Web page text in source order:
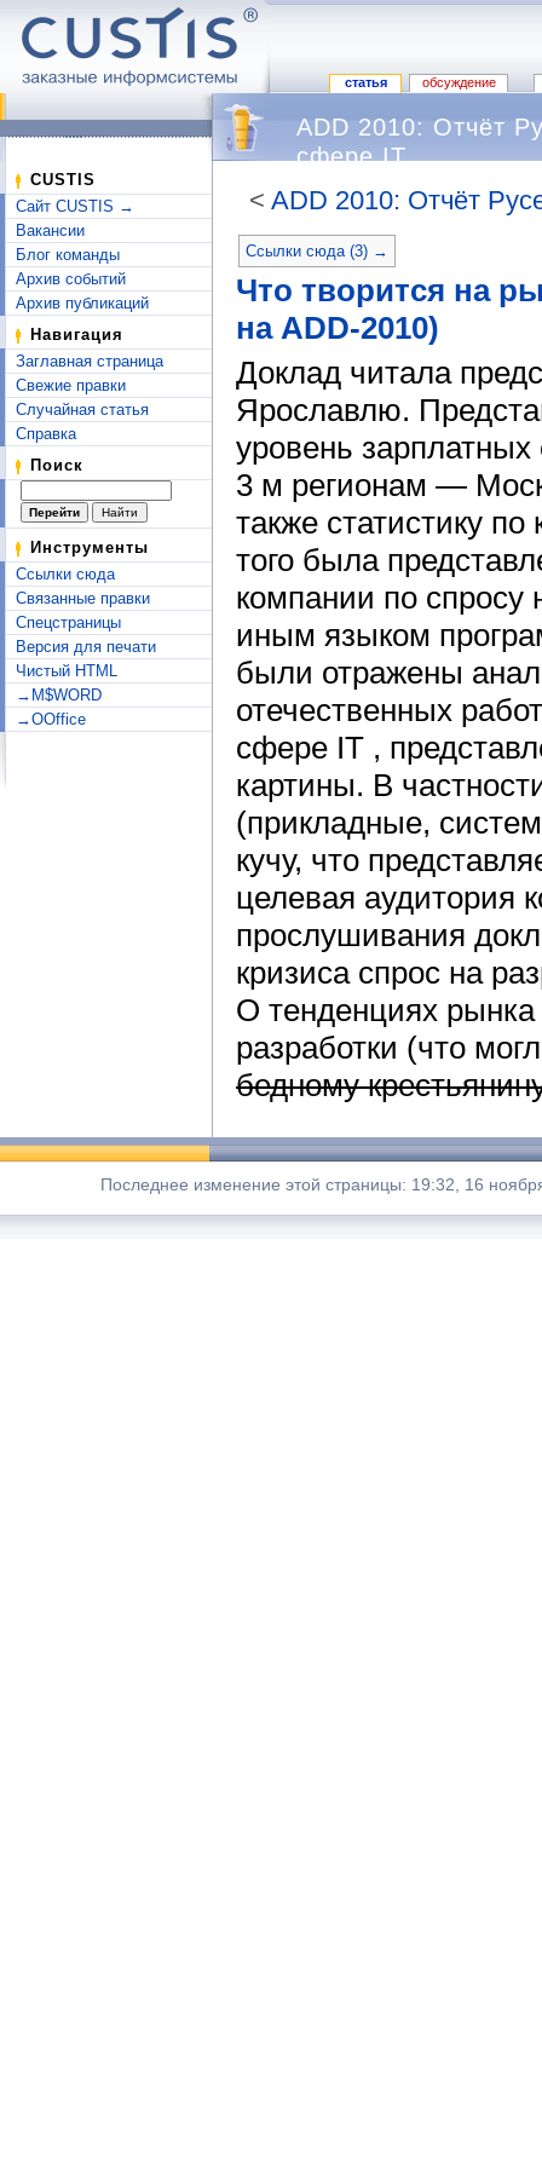
статья обсуждение
CUSTIS
Сайт CUSTIS →
Вакансии
Блог команды
Архив событий
Архив публикаций
Навигация
Заглавная страница
Свежие правки
Случайная статья
Справка
Поиск
Инструменты
Ссылки сюда
Связанные правки
Спецстраницы
Версия для печати
Чистый HTML
→M$WORD
→OOffice
ADD 2010: Отчёт
сфере IT
< ADD 2010: Отчёт
Ссылки сюда (3) →
Что творится на
на ADD-2010)
Доклад читала
Ярославлю.
уровень
3 м регионам —
также статистику
того была
компании по
иным языком
были отражены
отечественных
сфере IT ,
картины. В
(прикладные,
кучу, что
целевая аудитория
прослушивания
кризиса спрос на
О тенденциях
разработки (что
бедному
Последнее изменение этой страницы: 19:32, 16